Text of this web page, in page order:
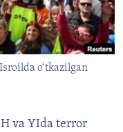
o‘tkazilgan
va YIda terror